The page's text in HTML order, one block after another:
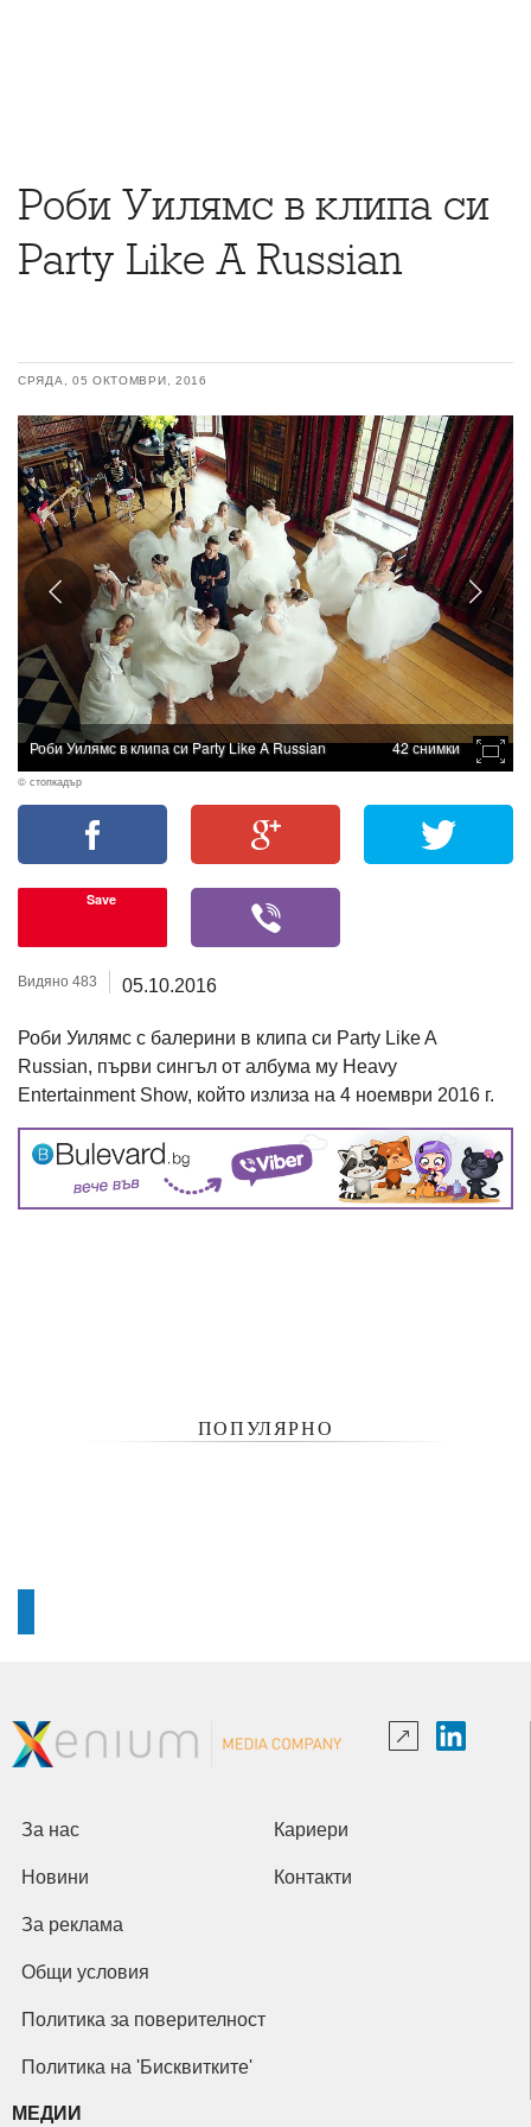
Роби Уилямс в клипа си
Party Like A Russian
СРЯДА, 05 ОКТОМВРИ, 2016
Роби Уилямс в клипа си Party Like A Russian 42 снимки
© стопкадър
Save
Видяно 483 05.10.2016
Роби Уилямс с балерини в клипа си Party Like A
Russian, първи сингъл от албума му Heavy
Entertainment Show, който излиза на 4 ноември 2016 г.
ПОПУЛЯРНО
За нас Кариери
Новини Контакти
За реклама
Общи условия
Политика за поверителност
Политика на 'Бисквитките'
МЕДИИ